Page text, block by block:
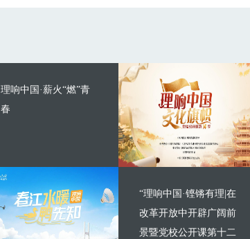
理响中国·薪火“燃”青
春
“理响中国·铿锵有理|在
改革开放中开辟广阔前
景暨党校公开课第十二